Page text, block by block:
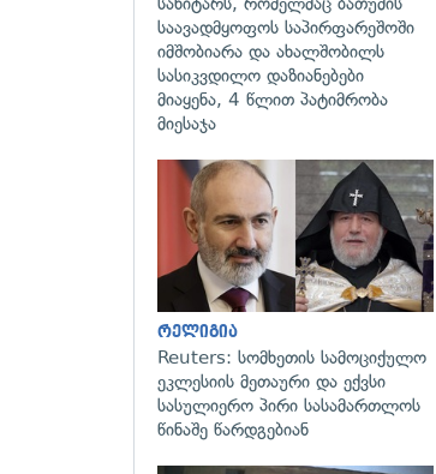
საავადმყოფოს საპირფარეშოში
იმშობიარა და ახალშობილს
სასიკვდილო დაზიანებები
მიაყენა, 4 წლით პატიმრობა
მიესაჯა
რელიგია
Reuters: სომხეთის სამოციქულო
ეკლესიის მეთაური და ექვსი
სასულიერო პირი სასამართლოს
წინაშე წარდგებიან